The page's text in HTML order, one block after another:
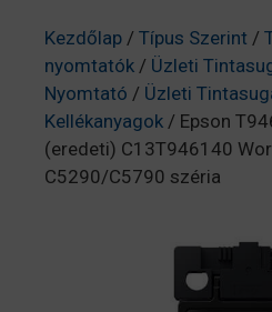
Kezdőlap / Típus Szerint /
nyomtatók / Üzleti
Nyomtató / Üzleti
Kellékanyagok / Epson
(eredeti) C13T946140
C5290/C5790 széria